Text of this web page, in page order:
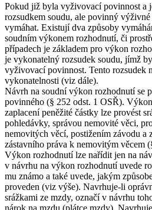
Pokud již byla vyživovací povinnost a
rozsudkem soudu, ale povinný
vymáhat. Existují dva způsoby
soudním výkonem rozhodnutí, či
případech je základem pro výkon
je vykonatelný rozsudek soudu, jímž
vyživovací povinnost. Tento rozsudek
vykonatelnosti (viz dále).
Návrh na soudní výkon rozhodnutí se
povinného (§ 252 odst. 1 OSŘ).
zaplacení peněžité částky lze provést
pohledávky, správou nemovité věci,
nemovitých věcí, postižením závodu a
zástavního práva k nemovitým věcem
Výkon rozhodnutí lze nařídit jen na
v návrhu na výkon rozhodnutí uvede
mu známo a také uvede, jakým
proveden (viz výše). Navrhuje-li
srážkami ze mzdy, označí v návrhu
nárok na mzdu (plátce mzdy).